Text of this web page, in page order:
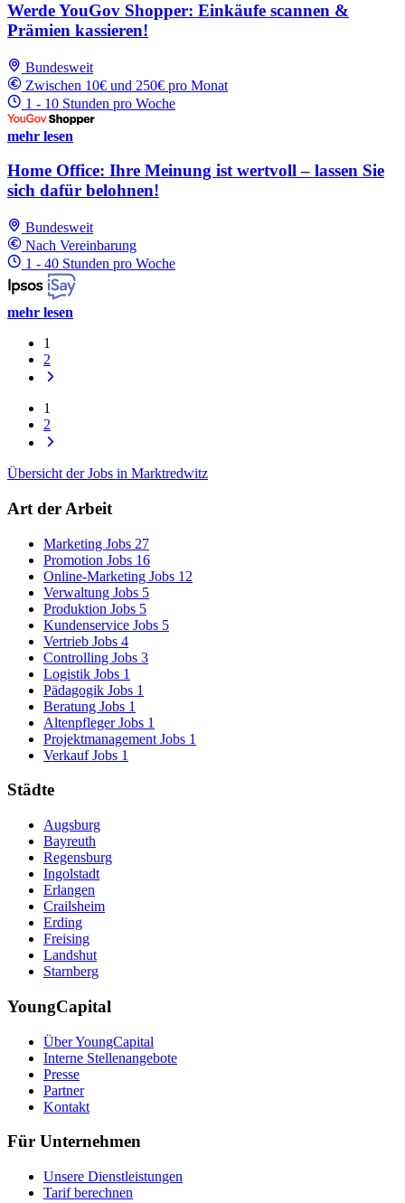
Werde YouGov Shopper: Einkäufe scannen &
Prämien kassieren!
Bundesweit
Zwischen 10€ und 250€ pro Monat
1 - 10 Stunden pro Woche
mehr lesen
Home Office: Ihre Meinung ist wertvoll – lassen Sie
sich dafür belohnen!
Bundesweit
Nach Vereinbarung
1 - 40 Stunden pro Woche
mehr lesen
1
2
1
2
Übersicht der Jobs in Marktredwitz
Art der Arbeit
Marketing Jobs 27
Promotion Jobs 16
Online-Marketing Jobs 12
Verwaltung Jobs 5
Produktion Jobs 5
Kundenservice Jobs 5
Vertrieb Jobs 4
Controlling Jobs 3
Logistik Jobs 1
Pädagogik Jobs 1
Beratung Jobs 1
Altenpfleger Jobs 1
Projektmanagement Jobs 1
Verkauf Jobs 1
Städte
Augsburg
Bayreuth
Regensburg
Ingolstadt
Erlangen
Crailsheim
Erding
Freising
Landshut
Starnberg
YoungCapital
Über YoungCapital
Interne Stellenangebote
Presse
Partner
Kontakt
Für Unternehmen
Unsere Dienstleistungen
Tarif berechnen